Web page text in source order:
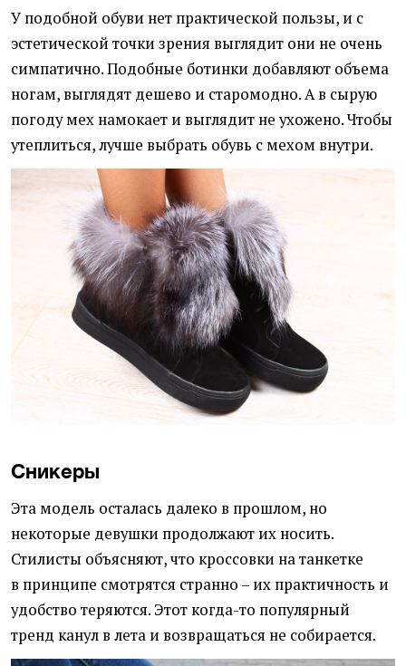
У подобной обуви нет практической пользы, и с
эстетической точки зрения выглядит они не очень
симпатично. Подобные ботинки добавляют объема
ногам, выглядят дешево и старомодно. А в сырую
погоду мех намокает и выглядит не ухожено. Чтобы
утеплиться, лучше выбрать обувь с мехом внутри.
Сникеры
Эта модель осталась далеко в прошлом, но
некоторые девушки продолжают их носить.
Стилисты объясняют, что кроссовки на танкетке
в принципе смотрятся странно – их практичность и
удобство теряются. Этот когда-то популярный
тренд канул в лета и возвращаться не собирается.